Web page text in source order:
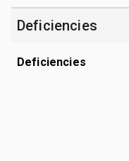
Deficiencies
Deficiencies